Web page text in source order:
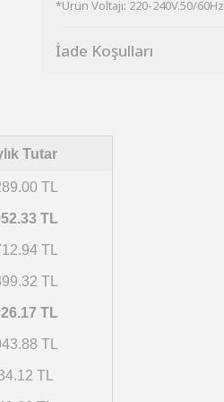
*Ürün Voltajı: 220-240V.50/60Hz
İade Koşulları
Tutar
TL
TL
TL
TL
TL
TL
TL